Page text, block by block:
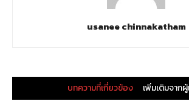
usanee chinnakatham
บทความที่เกี่ยวข้อง เพิ่มเติมจาก